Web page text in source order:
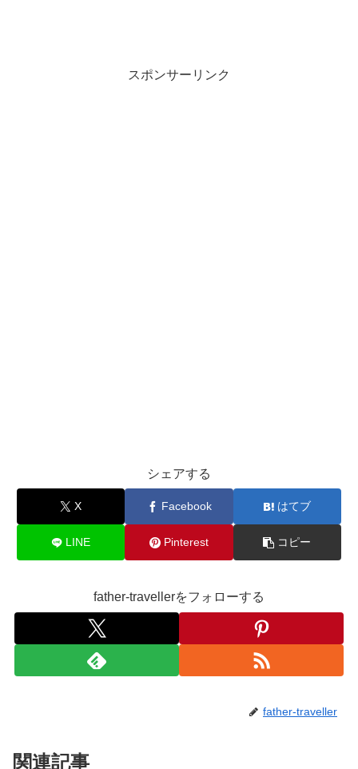
スポンサーリンク
シェアする
X Facebook はてブ
LINE Pinterest コピー
father-travellerをフォローする
father-traveller
関連記事